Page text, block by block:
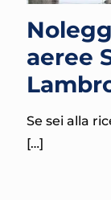
aeree
Se sei alla
[…]